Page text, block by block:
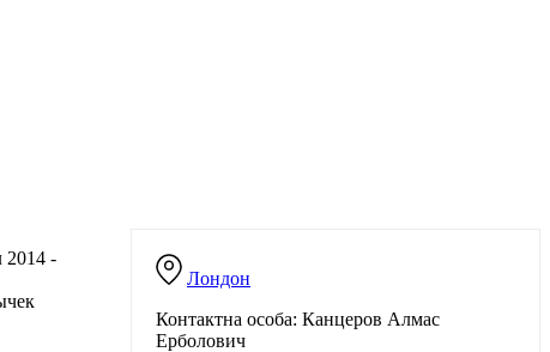
Лондон
Контактна особа: Канцеров Алмас
Ерболович
2014 -